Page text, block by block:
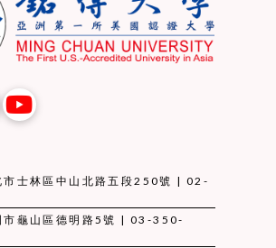
市士林區中山北路五段250號 | 02-
市龜山區德明路5號 | 03-350-